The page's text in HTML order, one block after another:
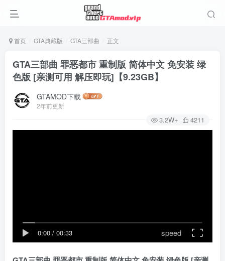
首页 GTA典藏版 GTA三部曲 正文
GTA三部曲 罪恶都市 重制版 简体中文 免安装 绿
色版 [亲测可用 解压即玩]【9.23GB】
GTAMOD下载
2年前更新
3.2W+ 4211
0:00 / 00:33 speed